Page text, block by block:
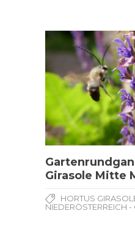
Girasole Mitte
HORTUS
NIEDERÖSTERREICH